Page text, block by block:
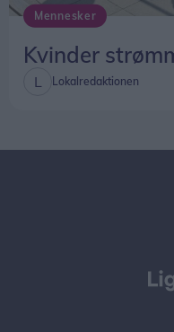
Mennesker
Kvinder
Lokalredaktionen